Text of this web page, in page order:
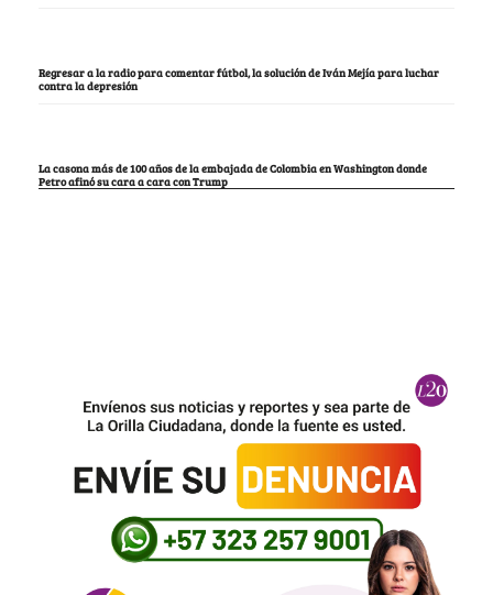
Regresar a la radio para comentar fútbol, la solución de Iván Mejía para luchar
contra la depresión
La casona más de 100 años de la embajada de Colombia en Washington donde
Petro afinó su cara a cara con Trump